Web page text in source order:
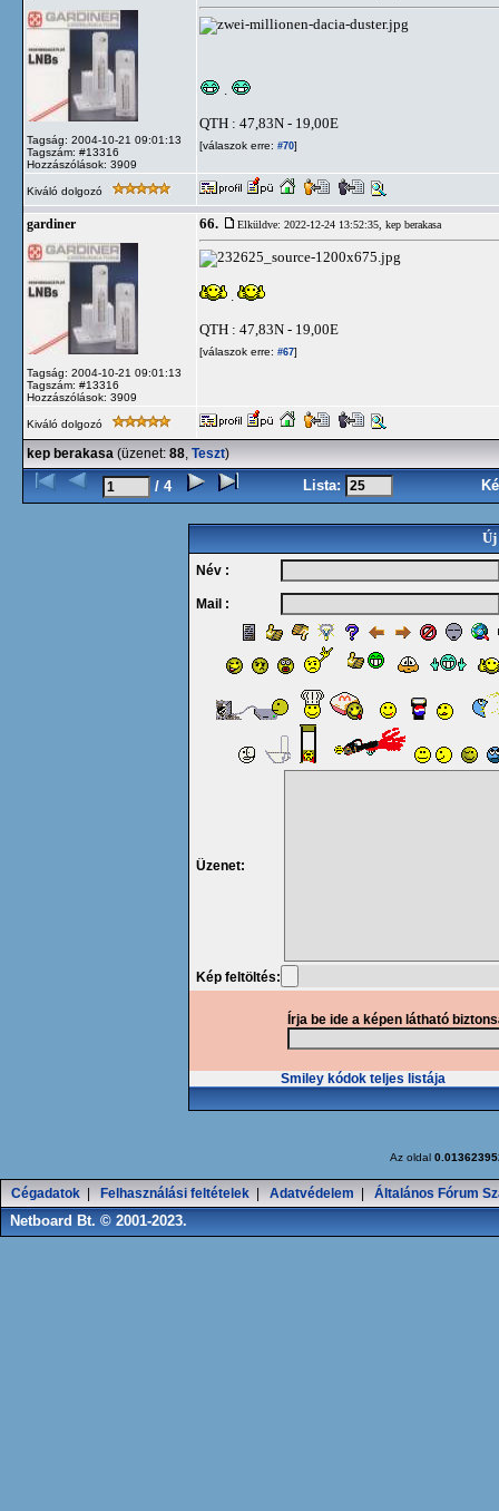
Tagság: 2004-10-21 09:01:13
Tagszám: #13316
Hozzászólások: 3909
QTH : 47,83N - 19,00E
[válaszok erre: #70]
Kiváló dolgozó
gardiner
Tagság: 2004-10-21 09:01:13
Tagszám: #13316
Hozzászólások: 3909
66. Elküldve: 2022-12-24 13:52:35, kep berakasa
QTH : 47,83N - 19,00E
[válaszok erre: #67]
Kiváló dolgozó
kep berakasa (üzenet: 88, Teszt)
/ 4 Lista:
Új
Név :
Mail :
Üzenet:
Kép feltöltés:
Írja be ide a képen látható
Smiley kódok teljes listája
Az oldal
Cégadatok Felhasználási feltételek Adatvédelem Általános Fórum
Netboard Bt. © 2001-2023.